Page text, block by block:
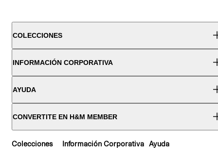
COLECCIONES
INFORMACIÓN CORPORATIVA
AYUDA
CONVERTITE EN H&M MEMBER
Colecciones Información Corporativa Ayuda